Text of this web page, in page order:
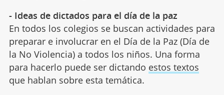
- Ideas de dictados para el día de la paz
En todos los colegios se buscan actividades para
preparar e involucrar en el Día de la Paz (Día de
la No Violencia) a todos los niños. Una forma
para hacerlo puede ser dictando estos textos
que hablan sobre esta temática.